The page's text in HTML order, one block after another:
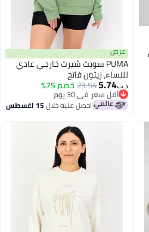
عرض
PUMA سويت شيرت خارجي عادي
للنساء، زيتون فاتح
5.74
23.54خصم 75%أقل سعر في 30 يوم
باقي 1 وحدات في المخزون
أقل سعر في 30 يوماحصل عليه خلال15 اغسطس